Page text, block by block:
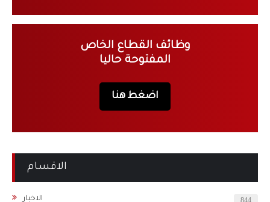
وظائف القطاع الخاص
المفتوحة حاليا
اضغط هنا
الاقسام
الاخبار 844